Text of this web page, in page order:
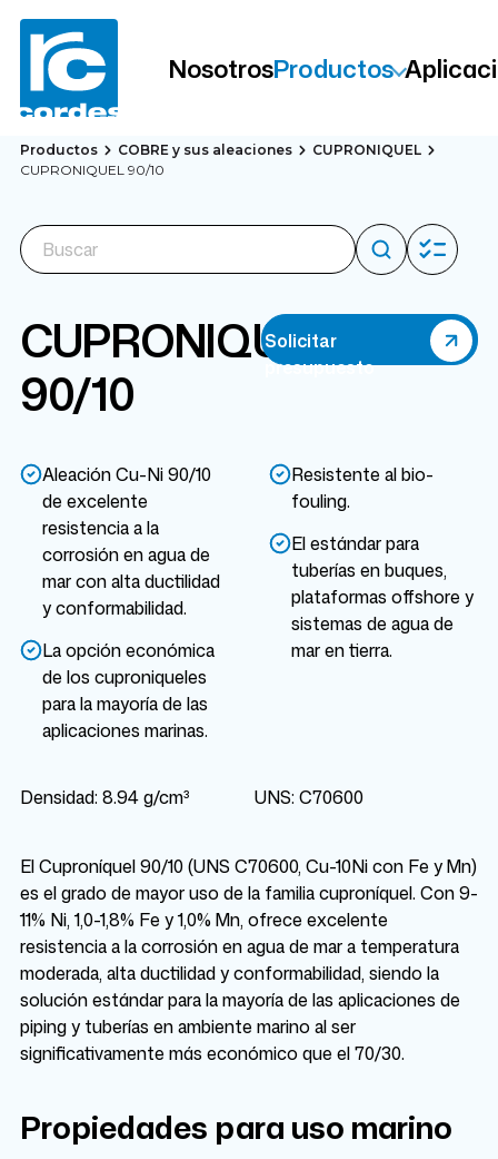
NosotrosProductos
Productos COBRE y sus aleaciones
CUPRONIQUEL
CUPRONIQUEL 90/10
CUPRONIQUEL
90/10
Aleación Cu-Ni 90/10
de excelente
resistencia a la
corrosión en agua de
mar con alta ductilidad
y conformabilidad.
La opción económica
de los cuproniqueles
para la mayoría de las
aplicaciones marinas.
Resistente al bio-
fouling.
El estándar para
tuberías en buques,
plataformas offshore y
sistemas de agua de
mar en tierra.
Densidad: 8.94 g/cm³ UNS: C70600
Solicitar
presupuesto
El Cuproníquel 90/10 (UNS C70600, Cu-10Ni con Fe y Mn)
es el grado de mayor uso de la familia cuproníquel. Con 9-
11% Ni, 1,0-1,8% Fe y 1,0% Mn, ofrece excelente
resistencia a la corrosión en agua de mar a temperatura
moderada, alta ductilidad y conformabilidad, siendo la
solución estándar para la mayoría de las aplicaciones de
piping y tuberías en ambiente marino al ser
significativamente más económico que el 70/30.
Propiedades para uso marino